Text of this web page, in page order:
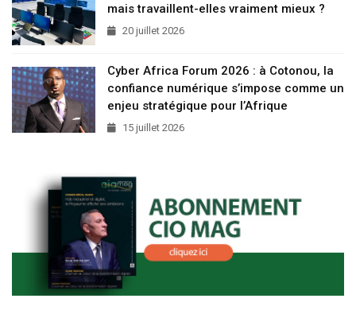
mais travaillent-elles vraiment mieux ?
20 juillet 2026
Cyber Africa Forum 2026 : à Cotonou, la
confiance numérique s’impose comme un
enjeu stratégique pour l’Afrique
15 juillet 2026